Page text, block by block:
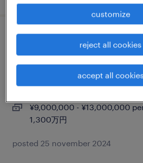
エンジニアリングマネージ
manager)
東京23区, 東京都
¥9,000,000 - ¥13,000,000
1,300万円
posted 25 november 2024
customize
reject all cookies
accept all cookies